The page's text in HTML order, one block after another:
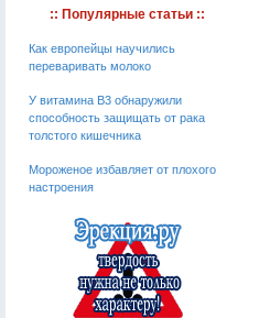
:: Популярные статьи ::
Как европейцы научились
переваривать молоко
У витамина В3 обнаружили
способность защищать от рака
толстого кишечника
Мороженое избавляет от плохого
настроения